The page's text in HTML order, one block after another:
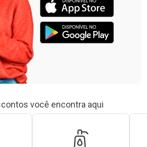
você encontra aqui